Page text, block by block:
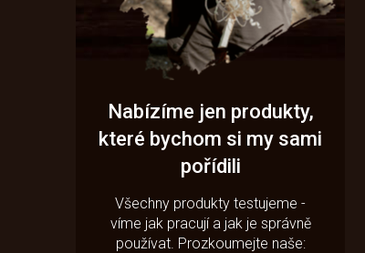
Nabízíme jen produkty,
které bychom si my sami
pořídili
Všechny produkty testujeme -
víme jak pracují a jak je správně
používat. Prozkoumejte naše: